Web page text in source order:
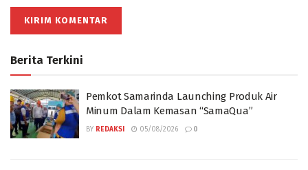
Berita Terkini
Pemkot Samarinda Launching Produk Air
Minum Dalam Kemasan “SamaQua”
BY REDAKSI 05/08/2026 0